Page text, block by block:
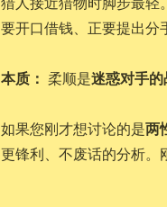
要开口借钱、正要提出分
本质： 柔顺是迷惑对手
如果您刚才想讨论的是两
更锋利、不废话的分析。